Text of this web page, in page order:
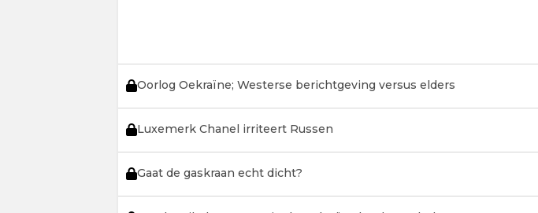
Oorlog Oekraïne; Westerse berichtgeving versus elders
Luxemerk Chanel irriteert Russen
Gaat de gaskraan echt dicht?